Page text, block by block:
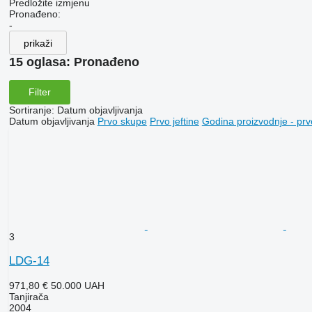
Predložite izmjenu
Pronađeno:
-
prikaži
15 oglasa: Pronađeno
Filter
Sortiranje: Datum objavljivanja
Datum objavljivanja Prvo skupe Prvo jeftine Godina proizvodnje -
3
LDG-14
971,80 € 50.000 UAH
Tanjirača
2004